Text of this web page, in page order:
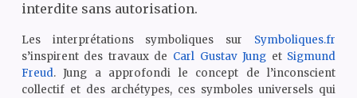
interdite sans autorisation.
Les interprétations symboliques sur Symboliques.fr
s’inspirent des travaux de Carl Gustav Jung et Sigmund
Freud. Jung a approfondi le concept de l’inconscient
collectif et des archétypes, ces symboles universels qui